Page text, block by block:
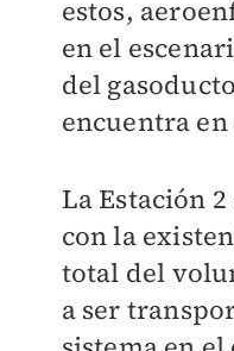
estos,
en el
del
encuentra
La Estación
con la
total del
a ser